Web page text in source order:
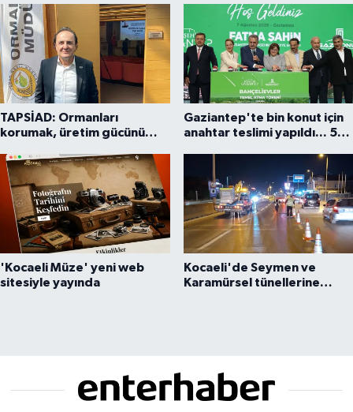
TAPSİAD: Ormanları
korumak, üretim gücünü
Gaziantep'te bin konut için
anahtar teslimi yapıldı... 5
'Kocaeli Müze' yeni web
sitesiyle yayında
Kocaeli'de Seymen ve
Karamürsel tünellerine